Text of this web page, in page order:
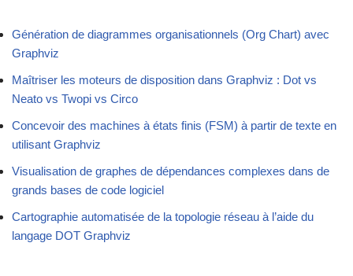
Génération de diagrammes organisationnels (Org Chart) avec
Graphviz
Maîtriser les moteurs de disposition dans Graphviz : Dot vs
Neato vs Twopi vs Circo
Concevoir des machines à états finis (FSM) à partir de texte en
utilisant Graphviz
Visualisation de graphes de dépendances complexes dans de
grands bases de code logiciel
Cartographie automatisée de la topologie réseau à l’aide du
langage DOT Graphviz